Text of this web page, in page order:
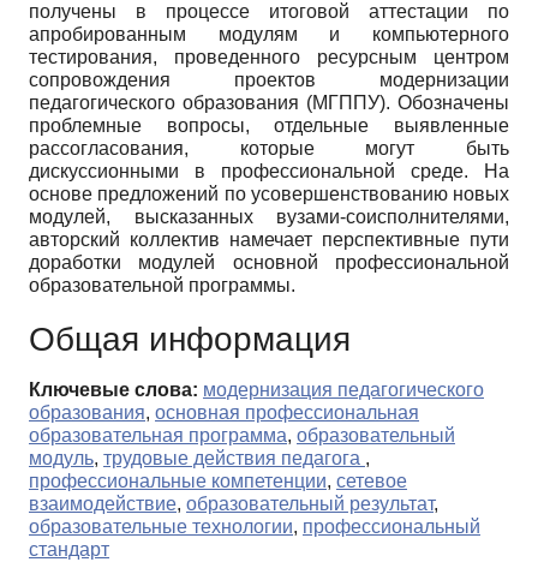
получены в процессе итоговой аттестации по
апробированным модулям и компьютерного
тестирования, проведенного ресурсным центром
сопровождения проектов модернизации
педагогического образования (МГППУ). Обозначены
проблемные вопросы, отдельные выявленные
рассогласования, которые могут быть
дискуссионными в профессиональной среде. На
основе предложений по усовершенствованию новых
модулей, высказанных вузами-соисполнителями,
авторский коллектив намечает перспективные пути
доработки модулей основной профессиональной
образовательной программы.
Общая информация
Ключевые слова: модернизация педагогического
образования, основная профессиональная
образовательная программа, образовательный
модуль, трудовые действия педагога ,
профессиональные компетенции, сетевое
взаимодействие, образовательный результат,
образовательные технологии, профессиональный
стандарт